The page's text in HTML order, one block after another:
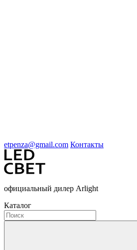
etpenza@gmail.com Контакты
официальный дилер Arlight
Каталог